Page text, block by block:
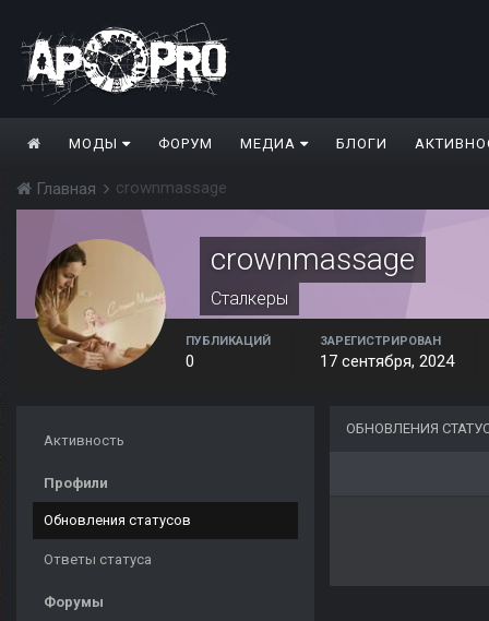
МОДЫ ФОРУМ МЕДИА БЛОГИ
Главная crownmassage
crownmassage
Сталкеры
ПУБЛИКАЦИЙ
0
ЗАРЕГИСТРИРОВАН
17 сентября, 2024
Активность
Профили
Обновления статусов
Ответы статуса
Форумы
ОБНОВЛЕНИЯ